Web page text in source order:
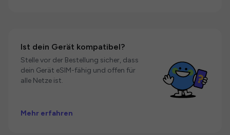
Ist dein Gerät kompatibel?
Stelle vor der Bestellung sicher, dass
dein Gerät eSIM-fähig und offen für
alle Netze ist.
Mehr erfahren